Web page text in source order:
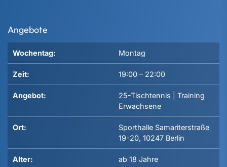
Angebote
Wochentag: Montag
Zeit: 19:00 – 22:00
Angebot:
25-Tischtennis | Training
Erwachsene
Ort:
Sporthalle Samariterstraße
19-20, 10247 Berlin
Alter: ab 18 Jahre